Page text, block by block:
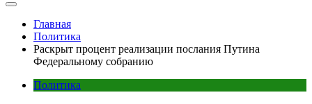
Главная
Политика
Раскрыт процент реализации послания Путина
Федеральному собранию
Политика